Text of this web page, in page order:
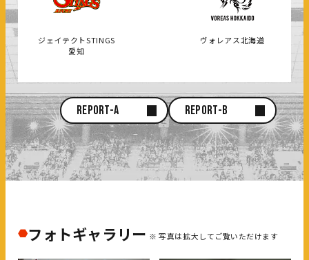
ジェイテクトSTINGS
愛知
ヴォレアス北海道
REPORT-A REPORT-B
フォトギャラリー ※ 写真は拡大してご覧いただけます